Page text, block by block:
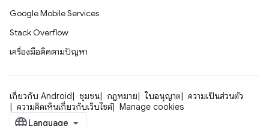
Google Mobile Services
Stack Overflow
เครื่องมือติดตามปัญหา
เกี่ยวกับ Android ชุมชน กฎหมาย ใบอนุญาต
ความเป็นส่วนตัว
ความคิดเห็นเกี่ยวกับเว็บไซต์
Manage cookies